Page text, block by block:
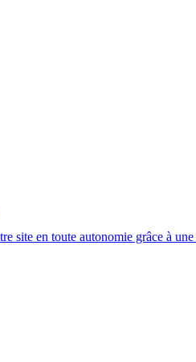
site en toute autonomie grâce à